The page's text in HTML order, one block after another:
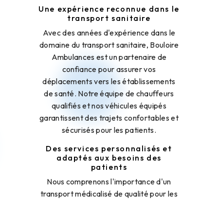
Une expérience reconnue dans le
transport sanitaire
Avec des années d'expérience dans le
domaine du transport sanitaire, Bouloire
Ambulances est un partenaire de
confiance pour assurer vos
déplacements vers les établissements
de santé. Notre équipe de chauffeurs
qualifiés et nos véhicules équipés
garantissent des trajets confortables et
sécurisés pour les patients.
Des services personnalisés et
adaptés aux besoins des
patients
Nous comprenons l'importance d'un
transport médicalisé de qualité pour les